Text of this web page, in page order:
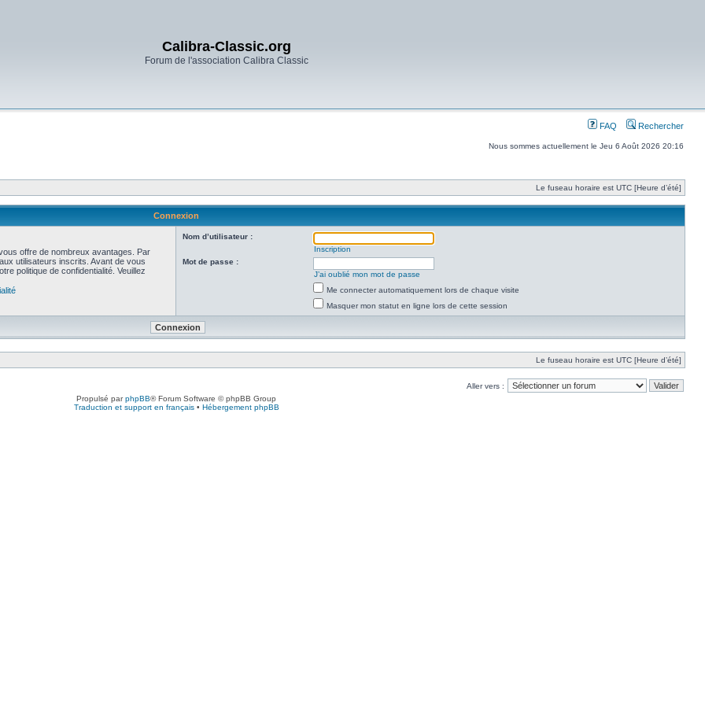
Calibra-Classic.org
Forum de l'association Calibra Classic
FAQ Rechercher
Nous sommes actuellement le Jeu 6 Août 2026 20:16
Le fuseau horaire est UTC [Heure d’été]
Connexion
offre de nombreux avantages. Par
utilisateurs inscrits. Avant de vous
politique de confidentialité. Veuillez
Nom d’utilisateur :
Inscription
Mot de passe :
J’ai oublié mon mot de passe
Me connecter automatiquement lors de chaque visite
Masquer mon statut en ligne lors de cette session
Le fuseau horaire est UTC [Heure d’été]
Aller vers :
Propulsé parphpBB® Forum Software © phpBB Group
Traduction et support en français• Hébergement phpBB